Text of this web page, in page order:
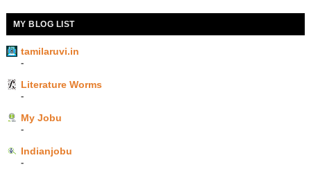
MY BLOG LIST
tamilaruvi.in
-
Literature Worms
-
My Jobu
-
Indianjobu
-